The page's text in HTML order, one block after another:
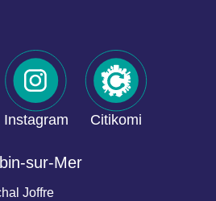
Instagram Citikomi
sur-Mer
Joffre